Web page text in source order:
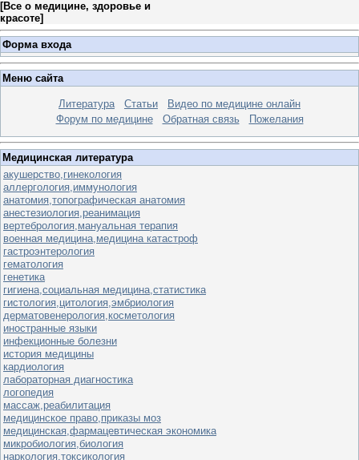
[Все о медицине, здоровье и
красоте]
Форма входа
Меню сайта
Литература Статьи
Видео по медицине онлайн
Форум по медицине
Обратная связь Пожелания
Медицинская литература
акушерство,гинекология
аллергология,иммунология
анатомия,топографическая анатомия
анестезиология,реанимация
вертебрология,мануальная терапия
военная медицина,медицина катастроф
гастроэнтерология
гематология
генетика
гигиена,социальная медицина,статистика
гистология,цитология,эмбриология
дерматовенерология,косметология
иностранные языки
инфекционные болезни
история медицины
кардиология
лабораторная диагностика
логопедия
массаж,реабилитация
медицинское право,приказы моз
медицинская,фармацевтическая экономика
микробиология,биология
наркология,токсикология